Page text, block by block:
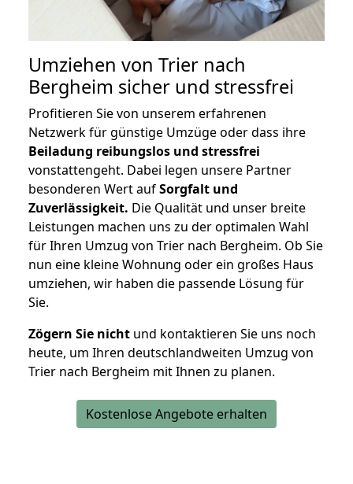
Umziehen von Trier nach
Bergheim sicher und stressfrei
Profitieren Sie von unserem erfahrenen
Netzwerk für günstige Umzüge oder dass ihre
Beiladung reibungslos und stressfrei
vonstattengeht. Dabei legen unsere Partner
besonderen Wert aufSorgfalt und
Zuverlässigkeit. Die Qualität und unser breite
Leistungen machen uns zu der optimalen Wahl
für Ihren Umzug von Trier nach Bergheim. Ob Sie
nun eine kleine Wohnung oder ein großes Haus
umziehen, wir haben die passende Lösung für
Sie.
Zögern Sie nicht und kontaktieren Sie uns noch
heute, um Ihren deutschlandweiten Umzug von
Trier nach Bergheim mit Ihnen zu planen.
Kostenlose Angebote erhalten